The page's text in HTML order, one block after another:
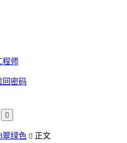
程师
回密码

翠绿色  正文